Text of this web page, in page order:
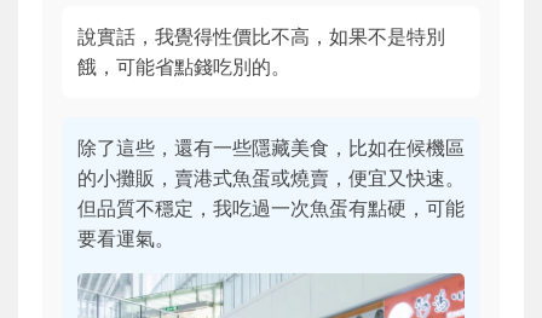
說實話，我覺得性價比不高，如果不是特別
餓，可能省點錢吃別的。
除了這些，還有一些隱藏美食，比如在候機區
的小攤販，賣港式魚蛋或燒賣，便宜又快速。
但品質不穩定，我吃過一次魚蛋有點硬，可能
要看運氣。